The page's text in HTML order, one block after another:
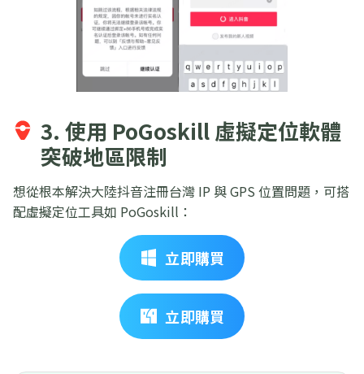
3. 使用 PoGoskill 虛擬定位軟體
突破地區限制
想從根本解決大陸抖音注冊台灣 IP 與 GPS 位置問題，可搭
配虛擬定位工具如 PoGoskill：
立即購買
立即購買